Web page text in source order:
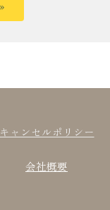
キャンセルポリシー
会社概要